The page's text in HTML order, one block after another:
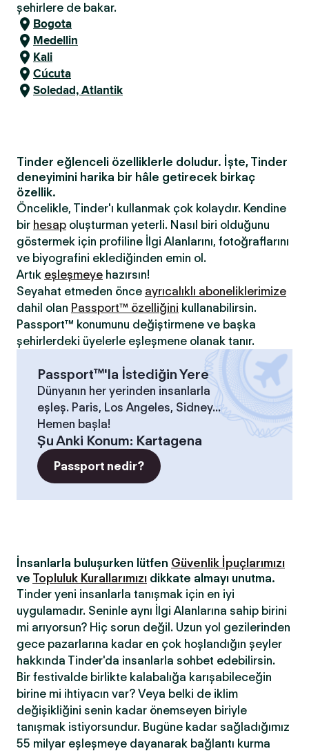
şehirlere de bakar.
Bogota
Medellin
Kali
Cúcuta
Soledad, Atlantik
Tinder eğlenceli özelliklerle doludur. İşte, Tinder
deneyimini harika bir hâle getirecek birkaç
özellik.
Öncelikle, Tinder'ı kullanmak çok kolaydır. Kendine
bir hesap oluşturman yeterli. Nasıl biri olduğunu
göstermek için profiline İlgi Alanlarını, fotoğraflarını
ve biyografini eklediğinden emin ol.
Artık eşleşmeye hazırsın!
Seyahat etmeden önce ayrıcalıklı aboneliklerimize
dahil olan Passport™ özelliğini kullanabilirsin.
Passport™ konumunu değiştirmene ve başka
şehirlerdeki üyelerle eşleşmene olanak tanır.
Passport™'la İstediğin Yere
Dünyanın her yerinden insanlarla
eşleş. Paris, Los Angeles, Sidney...
Hemen başla!
Şu Anki Konum: Kartagena
Passport nedir?
İnsanlarla buluşurken lütfen Güvenlik İpuçlarımızı
ve Topluluk Kurallarımızı dikkate almayı unutma.
Tinder yeni insanlarla tanışmak için en iyi
uygulamadır. Seninle aynı İlgi Alanlarına sahip birini
mi arıyorsun? Hiç sorun değil. Uzun yol gezilerinden
gece pazarlarına kadar en çok hoşlandığın şeyler
hakkında Tinder'da insanlarla sohbet edebilirsin.
Bir festivalde birlikte kalabalığa karışabileceğin
birine mi ihtiyacın var? Veya belki de iklim
değişikliğini senin kadar önemseyen biriyle
tanışmak istiyorsundur. Bugüne kadar sağladığımız
55 milyar eşleşmeye dayanarak bağlantı kurma